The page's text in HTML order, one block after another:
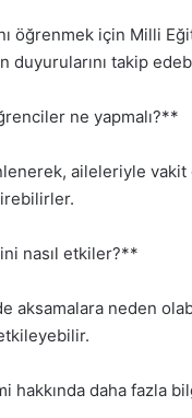
öğrenmek için Milli
duyurularını takip
ne yapmalı?**
aileleriyle
nasıl etkiler?**
aksamalara neden
hakkında daha fazla